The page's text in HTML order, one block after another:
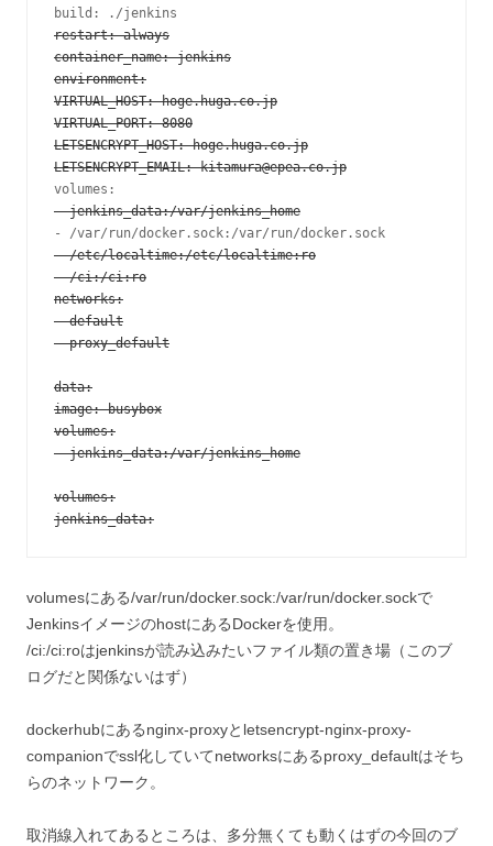
restart: always
container_name: jenkins
environment:
VIRTUAL_HOST: hoge.huga.co.jp
VIRTUAL_PORT: 8080
LETSENCRYPT_HOST: hoge.huga.co.jp
LETSENCRYPT_EMAIL: kitamura@epea.co.jp
- jenkins_data:/var/jenkins_home
- /etc/localtime:/etc/localtime:ro
- /ci:/ci:ro
networks:
- default
- proxy_default
data:
image: busybox
volumes:
- jenkins_data:/var/jenkins_home
volumes:
jenkins_data:
volumesにある/var/run/docker.sock:/var/run/docker.sockで
JenkinsイメージのhostにあるDockerを使用。
/ci:/ci:roはjenkinsが読み込みたいファイル類の置き場（このブ
ログだと関係ないはず）
dockerhubにあるnginx-proxyとletsencrypt-nginx-proxy-
companionでssl化していてnetworksにあるproxy_defaultはそち
らのネットワーク。
取消線入れてあるところは、多分無くても動くはずの今回のブ